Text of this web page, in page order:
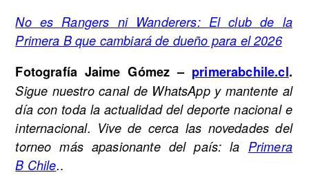
No es Rangers ni Wanderers: El club de la
Primera B que cambiará de dueño para el 2026
Fotografía Jaime Gómez – primerabchile.cl.
Sigue nuestro canal de WhatsApp y mantente al
día con toda la actualidad del deporte nacional e
internacional. Vive de cerca las novedades del
torneo más apasionante del país: la Primera
B Chile..